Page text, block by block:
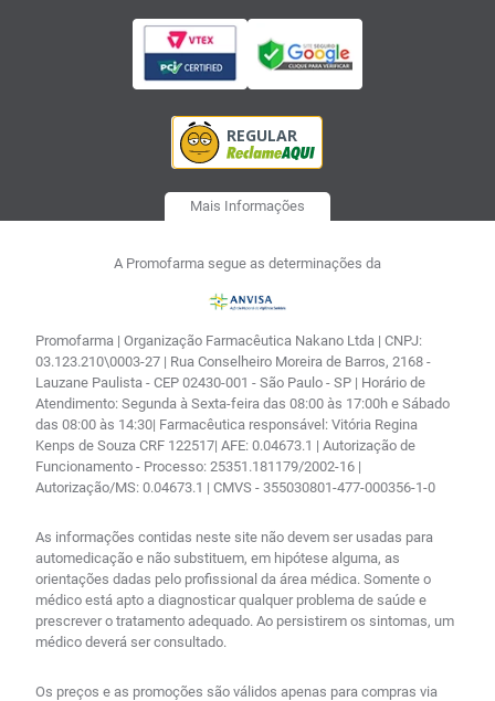
Mais Informações
A Promofarma segue as determinações da
Promofarma | Organização Farmacêutica Nakano Ltda | CNPJ:
03.123.210\0003-27 | Rua Conselheiro Moreira de Barros, 2168 -
Lauzane Paulista - CEP 02430-001 - São Paulo - SP | Horário de
Atendimento: Segunda à Sexta-feira das 08:00 às 17:00h e Sábado
das 08:00 às 14:30| Farmacêutica responsável: Vitória Regina
Kenps de Souza CRF 122517| AFE: 0.04673.1 | Autorização de
Funcionamento - Processo: 25351.181179/2002-16 |
Autorização/MS: 0.04673.1 | CMVS - 355030801-477-000356-1-0
As informações contidas neste site não devem ser usadas para
automedicação e não substituem, em hipótese alguma, as
orientações dadas pelo profissional da área médica. Somente o
médico está apto a diagnosticar qualquer problema de saúde e
prescrever o tratamento adequado. Ao persistirem os sintomas, um
médico deverá ser consultado.
Os preços e as promoções são válidos apenas para compras via